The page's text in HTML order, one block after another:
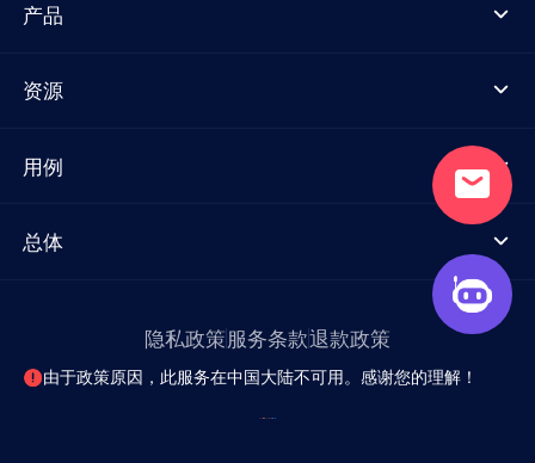
产品
资源
用例
总体
隐私政策服务条款退款政策
由于政策原因，此服务在中国大陆不可用。感谢您的理解！